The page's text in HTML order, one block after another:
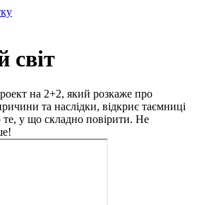
світ
на 2+2, який розкаже про
та наслідки, відкриє таємниці
те, у що складно повірити. Не